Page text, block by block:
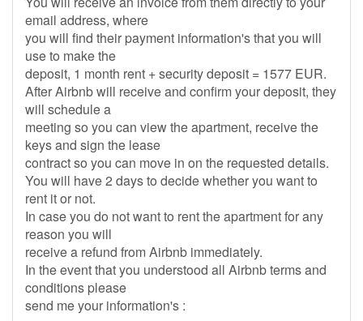
email address, where
you will find their payment information's that you will
use to make the
deposit, 1 month rent + security deposit = 1577 EUR.
After Airbnb will receive and confirm your deposit, they
will schedule a
meeting so you can view the apartment, receive the
keys and sign the lease
contract so you can move in on the requested details.
You will have 2 days to decide whether you want to
rent it or not.
In case you do not want to rent the apartment for any
reason you will
receive a refund from Airbnb immediately.
In the event that you understood all Airbnb terms and
conditions please
send me your information's :